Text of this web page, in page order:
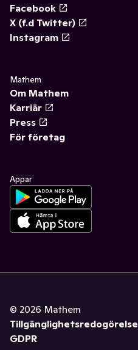
Facebook
X (f.d Twitter)
Instagram
Mathem
Om Mathem
Karriär
Press
För företag
Appar
© 2026 Mathem
Tillgänglighetsredogörelse
GDPR